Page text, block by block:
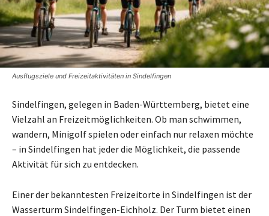
Ausflugsziele und Freizeitaktivitäten in Sindelfingen
Sindelfingen, gelegen in Baden-Württemberg, bietet eine
Vielzahl an Freizeitmöglichkeiten. Ob man schwimmen,
wandern, Minigolf spielen oder einfach nur relaxen möchte
– in Sindelfingen hat jeder die Möglichkeit, die passende
Aktivität für sich zu entdecken.
Einer der bekanntesten Freizeitorte in Sindelfingen ist der
Wasserturm Sindelfingen-Eichholz. Der Turm bietet einen